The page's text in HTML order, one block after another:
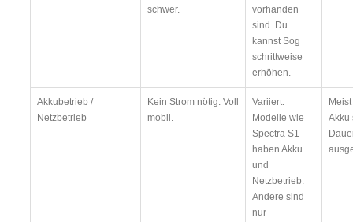
schwer.
vorhanden
sind. Du
kannst Sog
schrittweise
erhöhen.
Akkubetrieb /
Netzbetrieb
Kein Strom nötig. Voll
mobil.
Variiert.
Modelle wie
Spectra S1
haben Akku
und
Netzbetrieb.
Andere sind
nur
Akku